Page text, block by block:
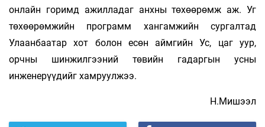
онлайн горимд ажилладаг анхны төхөөрөмж аж. Уг
төхөөрөмжийн программ хангамжийн сургалтад
Улаанбаатар хот болон есөн аймгийн Ус, цаг уур,
орчны шинжилгээний төвийн гадаргын усны
инженерүүдийг хамруулжээ.
Н.Мишээл